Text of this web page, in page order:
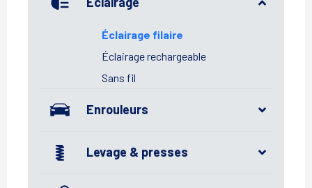
Éclairage filaire
Éclairage rechargeable
Sans fil
Enrouleurs
Levage & presses